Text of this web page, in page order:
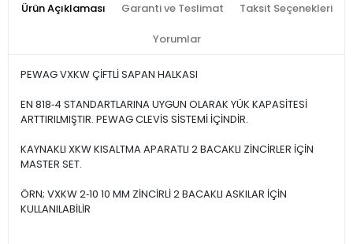
Ürün Açıklaması Garanti ve Teslimat Taksit Seçenekleri
Yorumlar
PEWAG VXKW ÇİFTLİ SAPAN HALKASI
EN 818‐4 STANDARTLARINA UYGUN OLARAK YÜK KAPASİTESİ
ARTTIRILMIŞTIR. PEWAG CLEVİS SİSTEMİ İÇİNDİR.
KAYNAKLI XKW KISALTMA APARATLI 2 BACAKLI ZİNCİRLER İÇİN
MASTER SET.
ÖRN; VXKW 2‐10 10 MM ZİNCİRLİ 2 BACAKLI ASKILAR İÇİN
KULLANILABİLİR